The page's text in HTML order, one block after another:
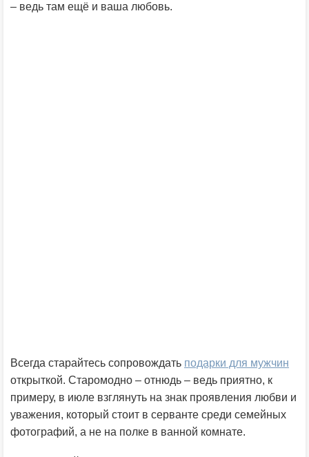
– ведь там ещё и ваша любовь.
Всегда старайтесь сопровождать подарки для мужчин
открыткой. Старомодно – отнюдь – ведь приятно, к
примеру, в июле взглянуть на знак проявления любви и
уважения, который стоит в серванте среди семейных
фотографий, а не на полке в ванной комнате.